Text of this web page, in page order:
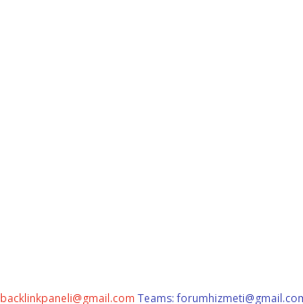
backlinkpaneli@gmail.com Teams: